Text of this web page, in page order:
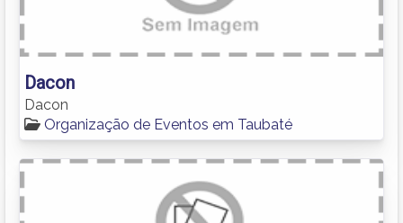
Dacon
Dacon
Organização de Eventos em Taubaté